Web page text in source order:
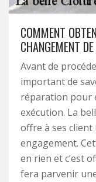
COMMENT
CHANGEMENT
Avant de
important de
réparation pour
exécution. La
offre à ses
engagement.
en rien et c’est
fera parvenir